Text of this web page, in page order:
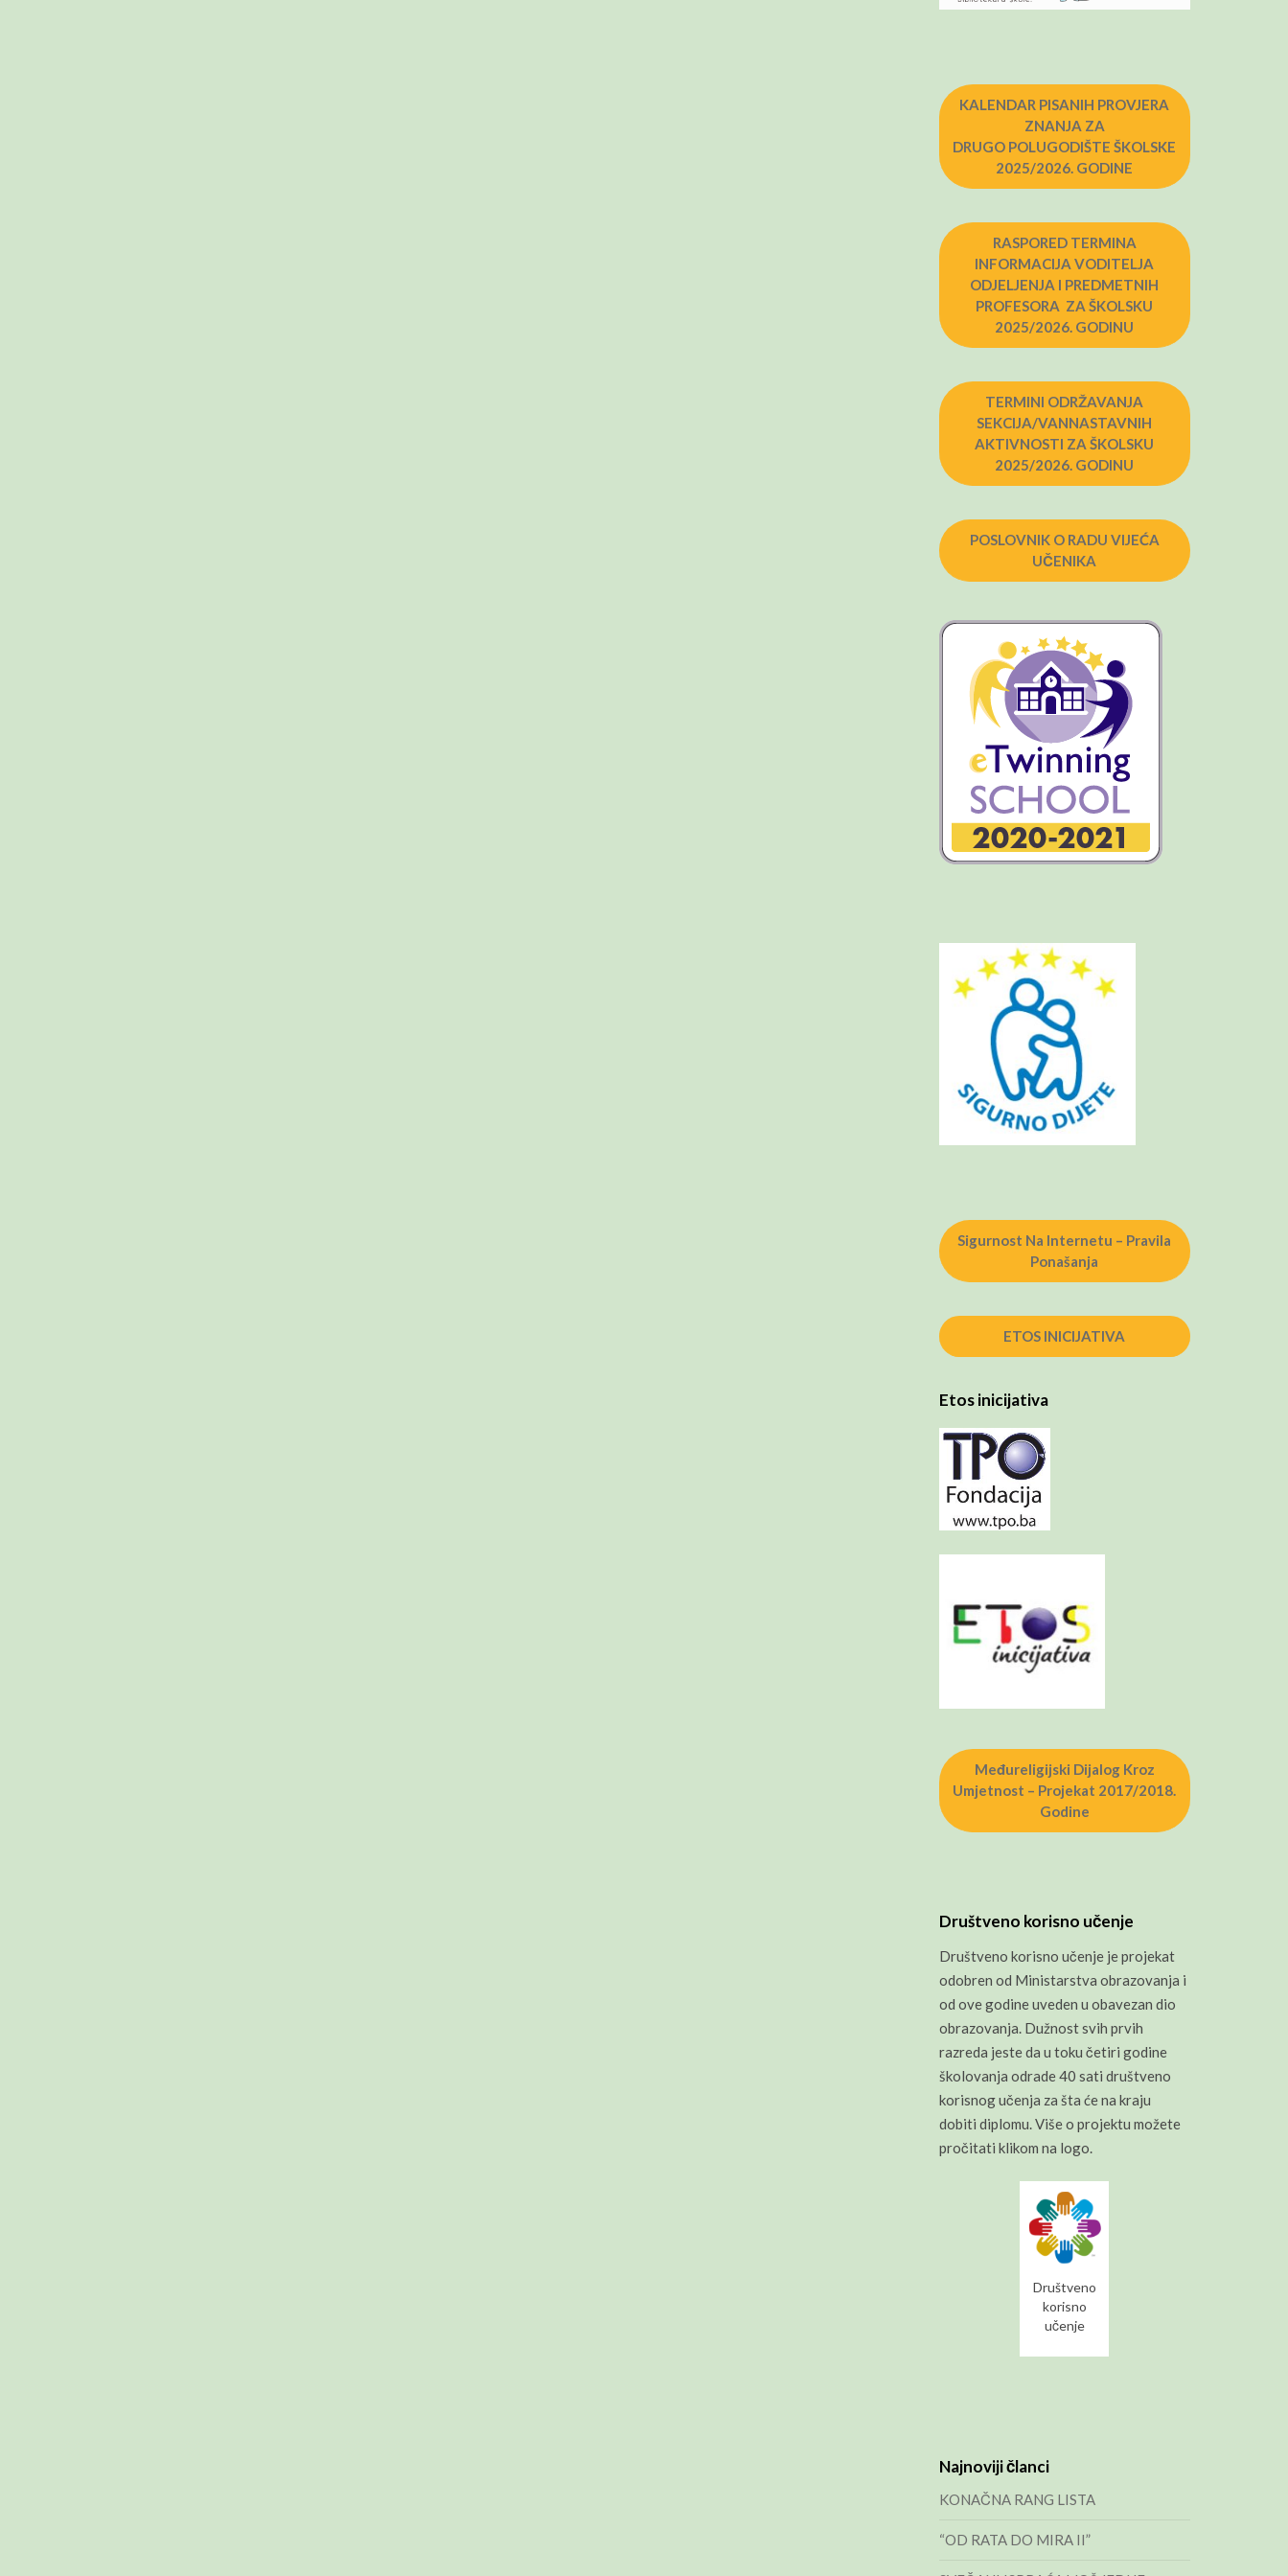
KALENDAR PISANIH PROVJERA
ZNANJA ZA
DRUGO POLUGODIŠTE ŠKOLSKE
2025/2026. GODINE
RASPORED TERMINA
INFORMACIJA VODITELJA
ODJELJENJA I PREDMETNIH
PROFESORA ZA ŠKOLSKU
2025/2026. GODINU
TERMINI ODRŽAVANJA
SEKCIJA/VANNASTAVNIH
AKTIVNOSTI ZA ŠKOLSKU
2025/2026. GODINU
POSLOVNIK O RADU VIJEĆA
UČENIKA
Sigurnost Na Internetu – Pravila
Ponašanja
ETOS INICIJATIVA
Etos inicijativa
Međureligijski Dijalog Kroz
Umjetnost – Projekat 2017/2018.
Godine
Društveno korisno učenje
Društveno korisno učenje je projekat
odobren od Ministarstva obrazovanja i
od ove godine uveden u obavezan dio
obrazovanja. Dužnost svih prvih
razreda jeste da u toku četiri godine
školovanja odrade 40 sati društveno
korisnog učenja za šta će na kraju
dobiti diplomu. Više o projektu možete
pročitati klikom na logo.
Društveno
korisno
učenje
Najnoviji članci
KONAČNA RANG LISTA
“OD RATA DO MIRA II”